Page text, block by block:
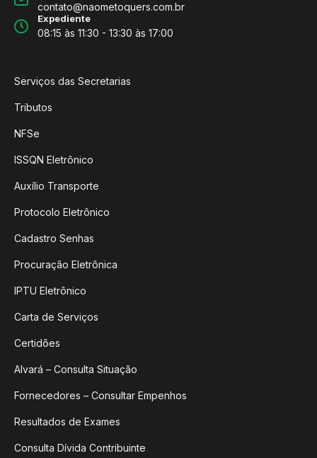
contato@naometoquers.com.br
Expediente
08:15 às 11:30 - 13:30 às 17:00
Serviços das Secretarias
Tributos
NFSe
ISSQN Eletrônico
Auxílio Transporte
Protocolo Eletrônico
Cadastro Senhas
Procuração Eletrônica
IPTU Eletrônico
Carta de Serviços
Certidões
Alvará – Consulta Situação
Fornecedores – Consultar Empenhos
Resultados de Exames
Consulta Dívida Contribuinte